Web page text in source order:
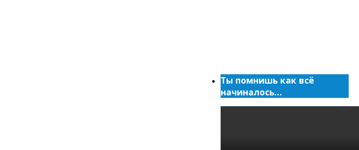
Ты помнишь как всё
начиналось…